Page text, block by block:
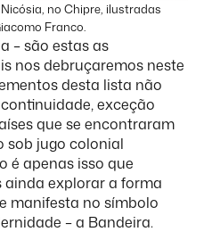
no Chipre, ilustradas
Franco.
– são estas as
nos debruçaremos neste
desta lista não
exceção
que se encontraram
sob jugo colonial
é apenas isso que
explorar a forma
manifesta no símbolo
– a Bandeira.